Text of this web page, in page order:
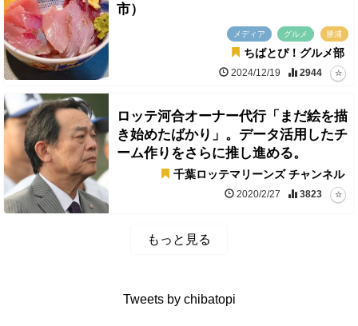
市）
メディア グルメ 勝浦
ちばとぴ！グルメ部
2024/12/19 2944
ロッテ河合オーナー代行「まだ絵を描
き始めたばかり」。データ活用したチ
ーム作りをさらに推し進める。
千葉ロッテマリーンズ チャンネル
2020/2/27 3823
もっと見る
Tweets by chibatopi